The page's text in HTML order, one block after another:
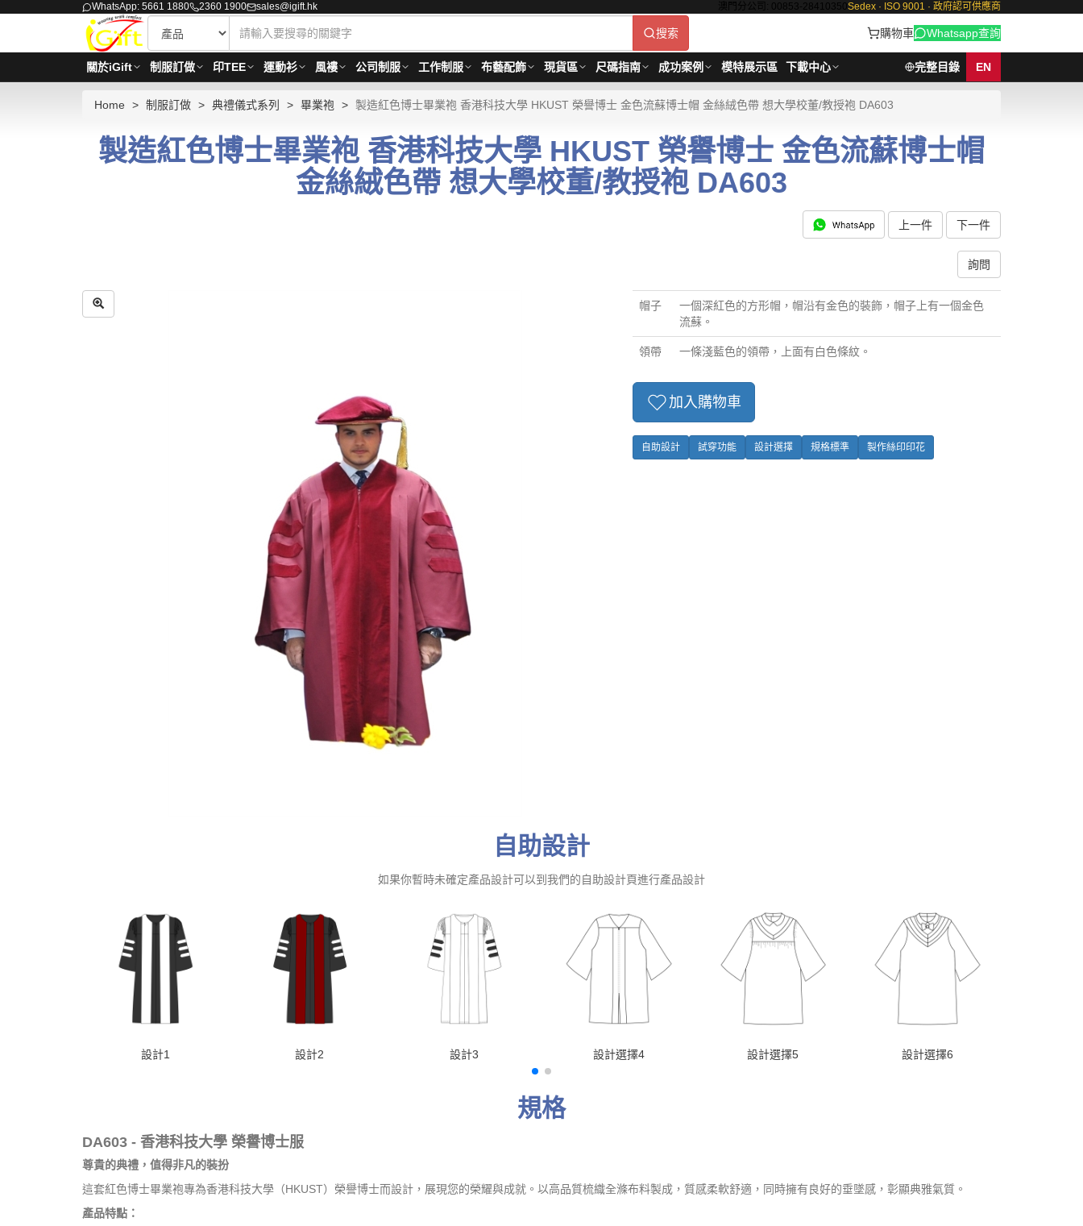
WhatsApp: 5661 1880 2360 1900 sales@igift.hk 澳門分公司: 00853-28410350 Sedex · ISO 9001 · 政府認可供應商
搜索 購物車 Whatsapp查詢
關於iGift 制服訂做 印TEE 運動衫 風褸 公司制服 工作制服 布藝配飾 現貨區 尺碼指南 成功案例 模特展示區 下載中心 完整目錄 EN
Home 制服訂做 典禮儀式系列 畢業袍 製造紅色博士畢業袍 香港科技大學 HKUST 榮譽博士 金色流蘇博士帽 金絲絨色帶 想大學校董/教授袍 DA603
製造紅色博士畢業袍 香港科技大學 HKUST 榮譽博士 金色流蘇博士帽
金絲絨色帶 想大學校董/教授袍 DA603
上一件 下一件
詢問
帽子
一個深紅色的方形帽，帽沿有金色的裝飾，帽子上有一個金色
流蘇。
領帶 一條淺藍色的領帶，上面有白色條紋。
加入購物車
自助設計 試穿功能 設計選擇 規格標準 製作絲印印花
自助設計
如果你暫時未確定產品設計可以到我們的自助設計頁進行產品設計
設計1 設計2 設計3 設計選擇4 設計選擇5 設計選擇6
規格
DA603 - 香港科技大學 榮譽博士服
尊貴的典禮，值得非凡的裝扮
這套紅色博士畢業袍專為香港科技大學（HKUST）榮譽博士而設計，展現您的榮耀與成就。以高品質梳織全滌布料製成，質感柔軟舒適，同時擁有良好的垂墜感，彰顯典雅氣質。
產品特點：